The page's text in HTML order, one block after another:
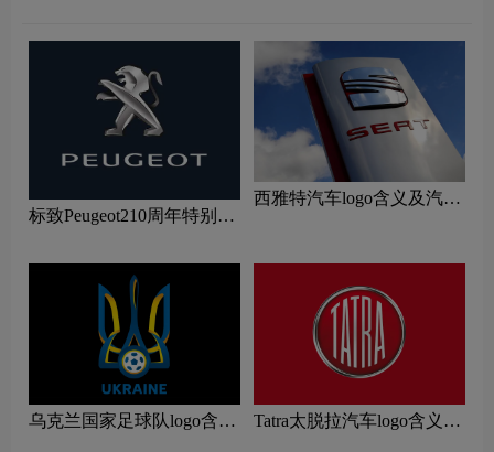
标致Peugeot210周年特别版
西雅特汽车logo含义及汽车
乌克兰国家足球队logo含义
Tatra太脱拉汽车logo含义及